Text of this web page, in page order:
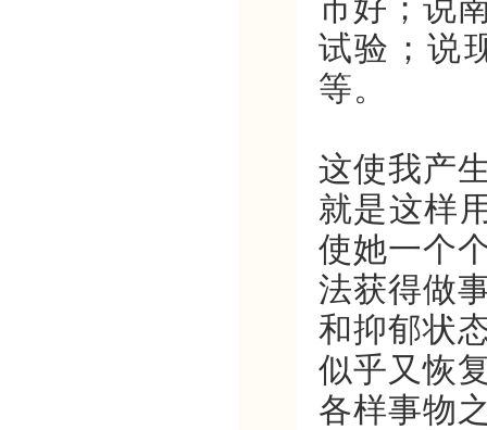
市好；说
试验；说
等。
这使我产
就是这样
使她一个
法获得做
和抑郁状
似乎又恢
各样事物